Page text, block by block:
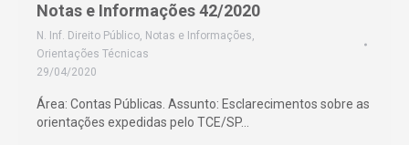
Notas e Informações 42/2020
N. Inf. Direito Público, Notas e Informações,
Orientações Técnicas
29/04/2020
Área: Contas Públicas. Assunto: Esclarecimentos sobre as
orientações expedidas pelo TCE/SP…